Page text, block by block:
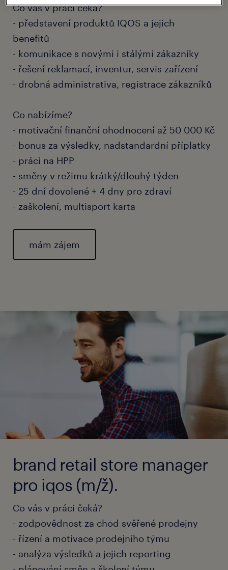
Co vás v práci čeká?
- představení produktů IQOS a jejich
benefitů
- komunikace s novými i stálými zákazníky
- řešení reklamací, inventur, servis zařízení
- drobná administrativa, registrace zákazníků
Co nabízíme?
- motivační finanční ohodnocení až 50 000 Kč
- bonus za výsledky, nadstandardní příplatky
- práci na HPP
- směny v režimu krátký/dlouhý týden
- 25 dní dovolené + 4 dny pro zdraví
- zaškolení, multisport karta
mám zájem
brand retail store manager
pro iqos (m/ž).
Co vás v práci čeká?
- zodpovědnost za chod svěřené prodejny
- řízení a motivace prodejního týmu
- analýza výsledků a jejich reporting